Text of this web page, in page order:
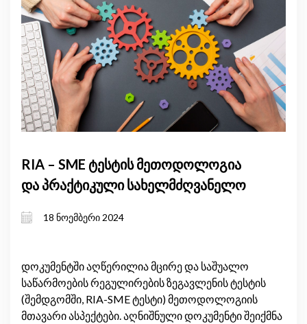
RIA – SME ტესტის მეთოდოლოგია
და პრაქტიკული სახელმძღვანელო
18 ნოემბერი 2024
დოკუმენტში აღწერილია მცირე და საშუალო
საწარმოების რეგულირების ზეგავლენის ტესტის
(შემდგომში, RIA-SME ტესტი) მეთოდოლოგიის
მთავარი ასპექტები. აღნიშნული დოკუმენტი შეიქმნა